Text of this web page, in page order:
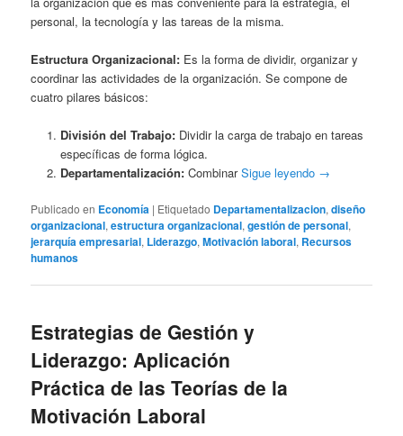
personal, la tecnología y las tareas de la misma.
Estructura Organizacional: Es la forma de dividir, organizar y
coordinar las actividades de la organización. Se compone de
cuatro pilares básicos:
División del Trabajo:Dividir la carga de trabajo en tareas
específicas de forma lógica.
Departamentalización:CombinarSigue leyendo →
Publicado en Economía | Etiquetado Departamentalizacion,diseño
organizacional,estructura organizacional,gestión de personal,
jerarquía empresarial, Liderazgo,Motivación laboral, Recursos
humanos
Estrategias de Gestión y
Liderazgo: Aplicación
Práctica de las Teorías de la
Motivación Laboral